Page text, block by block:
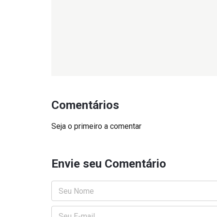
Comentários
Seja o primeiro a comentar
Envie seu Comentário